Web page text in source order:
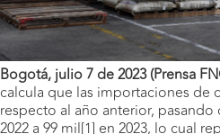
Bogotá, julio 7 de 2023 (Prensa
calcula que las importaciones de
respecto al año anterior,
2022 a 99 mil[1] en 2023, lo cual